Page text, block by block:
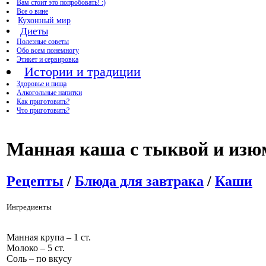
Вам стоит это попробовать! :)
Все о вине
Кухонный мир
Диеты
Полезные советы
Обо всем понемногу
Этикет и сервировка
Истории и традиции
Здоровье и пища
Алкогольные напитки
Как приготовить?
Что приготовить?
Манная каша с тыквой и
Рецепты / Блюда для завтрака / Каши
Ингредиенты
Манная крупа – 1 ст.
Молоко – 5 ст.
Соль – по вкусу